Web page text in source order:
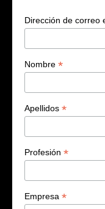
Dirección de correo
Nombre *
Apellidos *
Profesión *
Empresa *